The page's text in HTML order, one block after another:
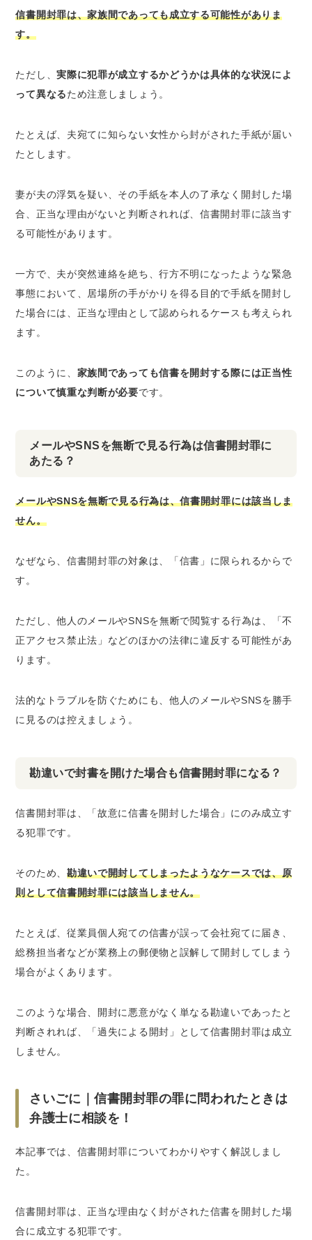
信書開封罪は、家族間であっても成立する可能性がありま
す。
ただし、実際に犯罪が成立するかどうかは具体的な状況によ
って異なるため注意しましょう。
たとえば、夫宛てに知らない女性から封がされた手紙が届い
たとします。
妻が夫の浮気を疑い、その手紙を本人の了承なく開封した場
合、正当な理由がないと判断されれば、信書開封罪に該当す
る可能性があります。
一方で、夫が突然連絡を絶ち、行方不明になったような緊急
事態において、居場所の手がかりを得る目的で手紙を開封し
た場合には、正当な理由として認められるケースも考えられ
ます。
このように、 家族間であっても信書を開封する際には正当性
について慎重な判断が必要です。
メールやSNSを無断で見る行為は信書開封罪に
あたる？
メールやSNSを無断で見る行為は、信書開封罪には該当しま
せん。
なぜなら、信書開封罪の対象は、「信書」に限られるからで
す。
ただし、他人のメールやSNSを無断で閲覧する行為は、「不
正アクセス禁止法」などのほかの法律に違反する可能性があ
ります。
法的なトラブルを防ぐためにも、他人のメールやSNSを勝手
に見るのは控えましょう。
勘違いで封書を開けた場合も信書開封罪になる？
信書開封罪は、「故意に信書を開封した場合」にのみ成立す
る犯罪です。
そのため、 勘違いで開封してしまったようなケースでは、原
則として信書開封罪には該当しません。
たとえば、従業員個人宛ての信書が誤って会社宛てに届き、
総務担当者などが業務上の郵便物と誤解して開封してしまう
場合がよくあります。
このような場合、開封に悪意がなく単なる勘違いであったと
判断されれば、「過失による開封」として信書開封罪は成立
しません。
さいごに｜信書開封罪の罪に問われたときは
弁護士に相談を！
本記事では、信書開封罪についてわかりやすく解説しまし
た。
信書開封罪は、正当な理由なく封がされた信書を開封した場
合に成立する犯罪です。